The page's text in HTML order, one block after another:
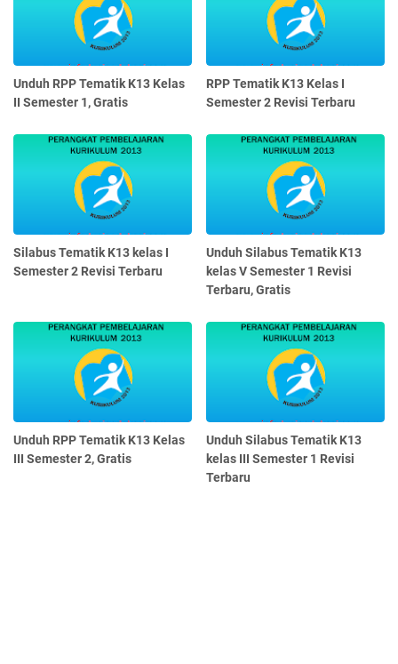
Unduh RPP Tematik K13 Kelas
II Semester 1, Gratis
RPP Tematik K13 Kelas I
Semester 2 Revisi Terbaru
Silabus Tematik K13 kelas I
Semester 2 Revisi Terbaru
Unduh Silabus Tematik K13
kelas V Semester 1 Revisi
Terbaru, Gratis
Unduh RPP Tematik K13 Kelas
III Semester 2, Gratis
Unduh Silabus Tematik K13
kelas III Semester 1 Revisi
Terbaru